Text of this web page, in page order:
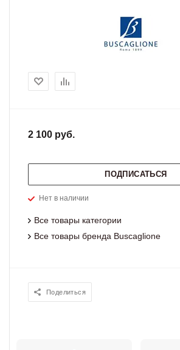
2 100 руб.
ПОДПИСАТЬСЯ
Нет в наличии
Все товары категории
Все товары бренда Buscaglione
Поделиться